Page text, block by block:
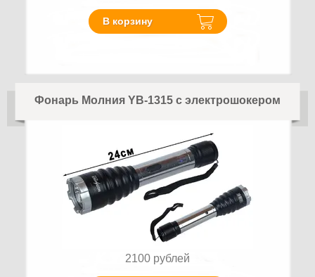
В корзину
Фонарь Молния YB-1315 с электрошокером
2100 рублей